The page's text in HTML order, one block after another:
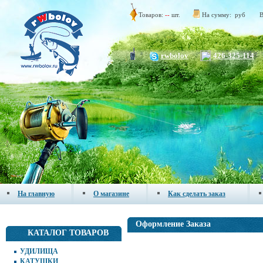
Товаров: -- шт. На сумму: руб
rwbolov 426-325-114
На главную О магазине Как сделать заказ
КАТАЛОГ ТОВАРОВ
УДИЛИЩА
КАТУШКИ
Оформление Заказа